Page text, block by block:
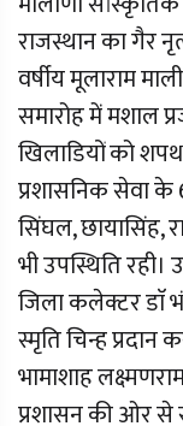
राजस्थान का गैर
वर्षीय मूलाराम
समारोह में मशाल
खिलाडियों को
प्रशासनिक सेवा के
सिंघल, छायासिंह,
भी उपस्थिति
जिला कलेक्टर डाॅ
स्मृति चिन्ह प्रदान
भामाशाह
प्रशासन की ओर से